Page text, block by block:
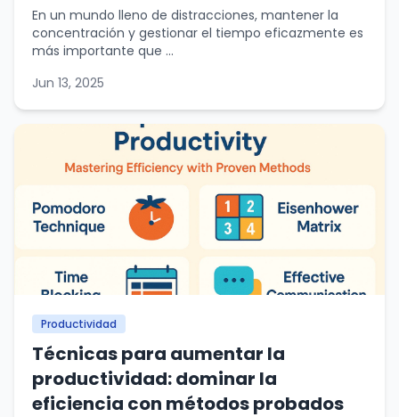
En un mundo lleno de distracciones, mantener la
concentración y gestionar el tiempo eficazmente es
más importante que ...
Jun 13, 2025
Productividad
Técnicas para aumentar la
productividad: dominar la
eficiencia con métodos probados